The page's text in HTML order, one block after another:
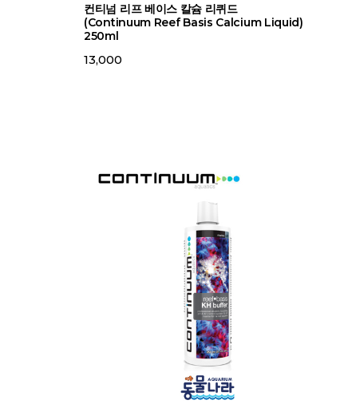
컨티넘 리프 베이스 칼슘 리퀴드
(Continuum Reef Basis Calcium Liquid)
250ml
13,000